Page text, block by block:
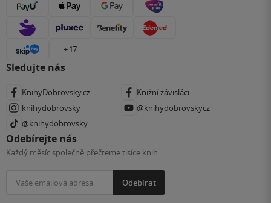
+ 17
Sledujte nás
KnihyDobrovsky.cz
Knižní závisláci
knihydobrovsky
@knihydobrovskycz
@knihydobrovsky
Odebírejte nás
Každý měsíc společně přečteme tisíce knih
Odebírat